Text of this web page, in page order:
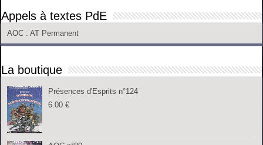
Appels à textes PdE
AOC : AT Permanent
La boutique
Présences d'Esprits n°124
6.00€